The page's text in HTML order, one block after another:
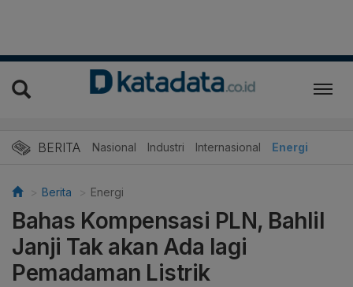
BERITA Nasional Industri Internasional Energi
Berita Energi
Bahas Kompensasi PLN, Bahlil
Janji Tak akan Ada lagi
Pemadaman Listrik